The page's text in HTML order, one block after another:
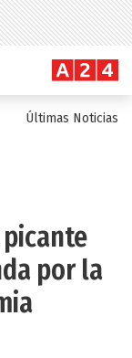
Últimas Noticias
por la